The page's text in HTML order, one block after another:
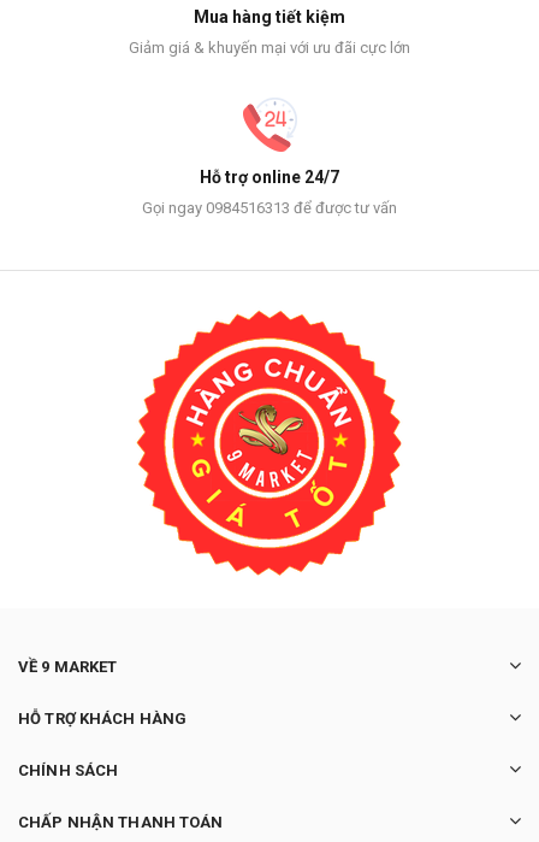
Mua hàng tiết kiệm
Giảm giá & khuyến mại với ưu đãi cực lớn
Hỗ trợ online 24/7
Gọi ngay 0984516313 để được tư vấn
VỀ 9 MARKET
HỖ TRỢ KHÁCH HÀNG
CHÍNH SÁCH
CHẤP NHẬN THANH TOÁN